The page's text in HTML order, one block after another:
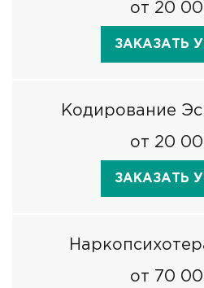
от 20
ЗАКАЗАТЬ
Кодирование
от 20
ЗАКАЗАТЬ
от 70